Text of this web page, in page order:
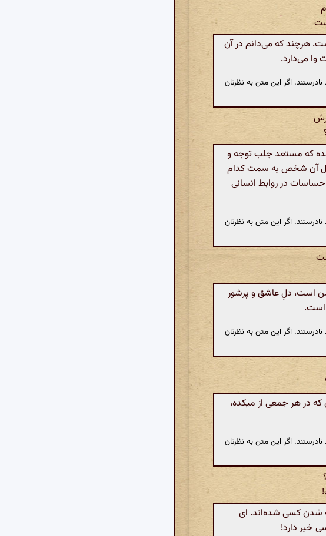
هرچند که می‌دانم در آن
می‌دارد.
اگر این متن به نظرتان
که مستعد جلب توجه و
دل آن شخص به سمت کدام
در روابط انسانی
اگر این متن به نظرتان
است، دلِ عاشق و پرشور
است.
اگر این متن به نظرتان
در هر جمعی از میکده،
اگر این متن به نظرتان
شدن کسی شده‌اند. ای
خبر دارد!